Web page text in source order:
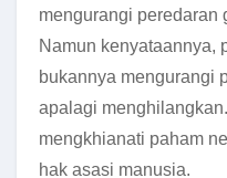
mengurangi peredaran
Namun kenyataannya,
bukannya mengurangi
apalagi
mengkhianati paham
hak asasi manusia.